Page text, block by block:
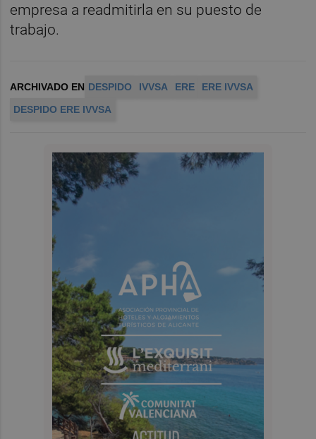
empresa a readmitirla en su puesto de
trabajo.
ARCHIVADO EN DESPIDO IVVSA ERE
ERE IVVSA
DESPIDO ERE IVVSA